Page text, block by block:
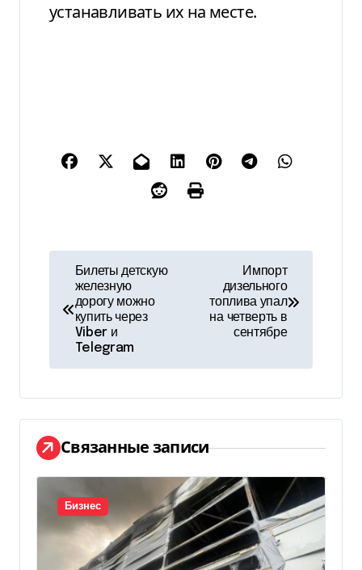
устанавливать их на месте.
и
г
а
ц
и
я
Билеты детскую
железную
дорогу можно
купить через
Viber и
Telegram
Импорт
дизельного
топлива упал
на четверть в
сентябре
Связанные записи
Бизнес